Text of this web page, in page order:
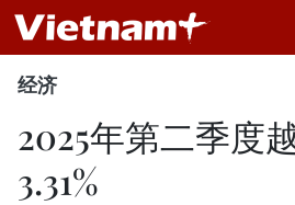
经济
2025年第二季度
3.31%